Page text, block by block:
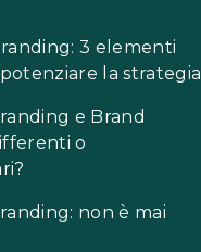
3 elementi
la strategia
e Brand
o
non è mai